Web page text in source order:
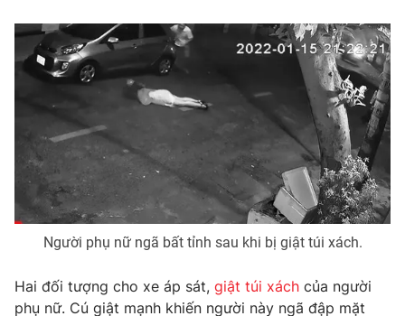
Thị trường 24h Tấm lòng Việt
VTV4 Vươn mình bằng AI
VTV9 VTV8
Liên hệ tòa soạn English
Người phụ nữ ngã bất tỉnh sau khi bị giật túi xách.
Hai đối tượng cho xe áp sát, giật túi xách của người
phụ nữ. Cú giật mạnh khiến người này ngã đập mặt